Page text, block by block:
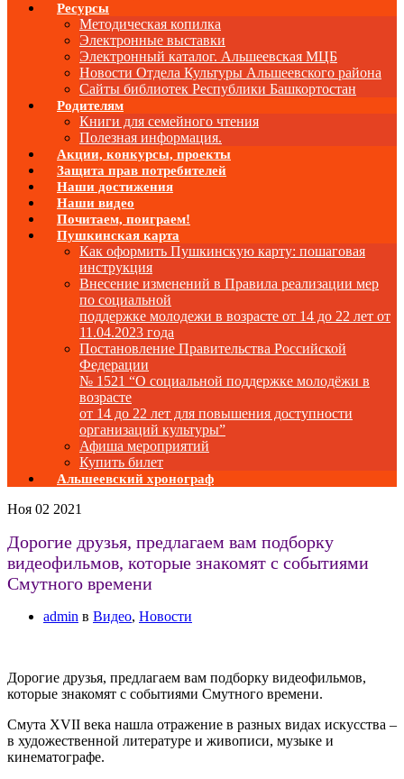
Ресурсы
Методическая копилка
Электронные выставки
Электронный каталог. Альшеевская МЦБ
Новости Отдела Культуры Альшеевского района
Сайты библиотек Республики Башкортостан
Родителям
Книги для семейного чтения
Полезная информация.
Акции, конкурсы, проекты
Защита прав потребителей
Наши достижения
Наши видео
Почитаем, поиграем!
Пушкинская карта
Как оформить Пушкинскую карту: пошаговая
инструкция
Внесение изменений в Правила реализации мер
по социальной
поддержке молодежи в возрасте от 14 до 22 лет от
11.04.2023 года
Постановление Правительства Российской
Федерации
№ 1521 “О социальной поддержке молодёжи в
возрасте
от 14 до 22 лет для повышения доступности
организаций культуры”
Афиша мероприятий
Купить билет
Альшеевский хронограф
Ноя 02 2021
Дорогие друзья, предлагаем вам подборку
видеофильмов, которые знакомят с событиями
Смутного времени
admin в Видео, Новости
Дорогие друзья, предлагаем вам подборку видеофильмов,
которые знакомят с событиями Смутного времени.
Смута XVII века нашла отражение в разных видах искусства –
в художественной литературе и живописи, музыке и
кинематографе.